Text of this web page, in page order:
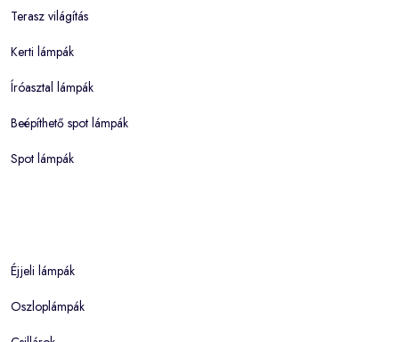
Terasz világítás
Kerti lámpák
Íróasztal lámpák
Beépíthető spot lámpák
Spot lámpák
Éjjeli lámpák
Oszloplámpák